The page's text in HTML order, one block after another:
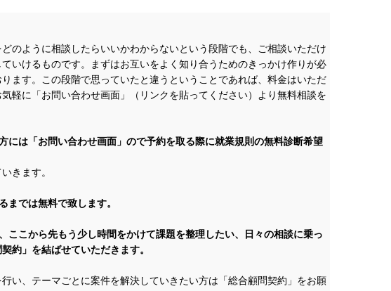
のように相談したらいいかわからないという段階でも、ご相談いただけ
いけるものです。まずはお互いをよく知り合うためのきっかけ作りが必
ます。この段階で思っていたと違うということであれば、料金はいただ
軽に「お問い合わせ画面」（リンクを貼ってください）より無料相談を
には「お問い合わせ画面」ので予約を取る際に就業規則の無料診断希望
きます。
までは無料で致します。
ここから先もう少し時間をかけて課題を整理したい、日々の相談に乗っ
約」を結ばせていただきます。
い、テーマごとに案件を解決していきたい方は「総合顧問契約」をお願